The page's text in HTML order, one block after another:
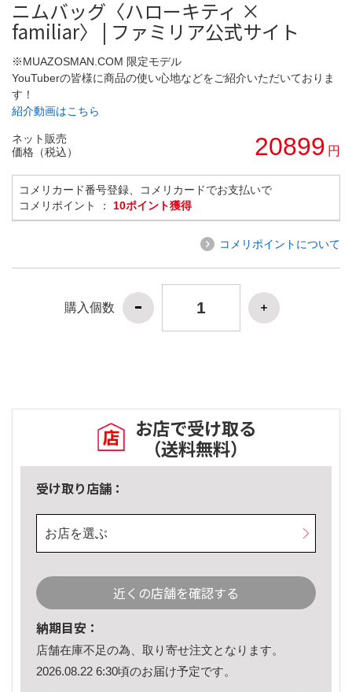
ニムバッグ〈ハローキティ ×
familiar〉 | ファミリア公式サイト
※MUAZOSMAN.COM 限定モデル
YouTuberの皆様に商品の使い心地などをご紹介いただいておりま
す！
紹介動画はこちら
ネット販売
価格（税込）
20899 円
コメリカード番号登録、コメリカードでお支払いで
コメリポイント ： 10ポイント獲得
コメリポイントについて
購入個数
お店で受け取る
（送料無料）
受け取り店舗：
お店を選ぶ
近くの店舗を確認する
納期目安：
店舗在庫不足の為、取り寄せ注文となります。
2026.08.22 6:30頃のお届け予定です。